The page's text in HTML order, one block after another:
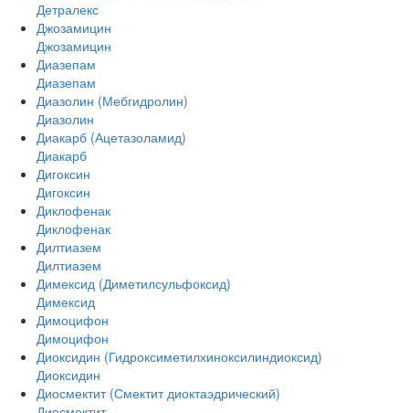
Детралекс
Джозамицин
Джозамицин
Диазепам
Диазепам
Диазолин (Мебгидролин)
Диазолин
Диакарб (Ацетазоламид)
Диакарб
Дигоксин
Дигоксин
Диклофенак
Диклофенак
Дилтиазем
Дилтиазем
Димексид (Диметилсульфоксид)
Димексид
Димоцифон
Димоцифон
Диоксидин (Гидроксиметилхиноксилиндиоксид)
Диоксидин
Диосмектит (Смектит диоктаэдрический)